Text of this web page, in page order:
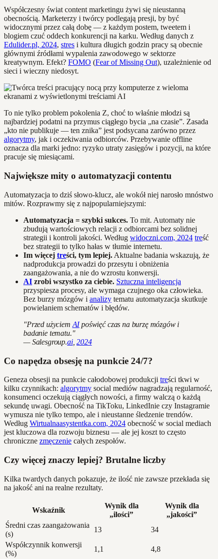
Współczesny świat content marketingu żywi się nieustanną
obecnością. Marketerzy i twórcy podlegają presji, by być
widocznymi przez całą dobę — z każdym postem, tweetem i
blogiem czuć oddech konkurencji na karku. Według danych z
Edulider.pl, 2024, stres i kultura długich godzin pracy są obecnie
głównymi źródłami wypalenia zawodowego w sektorze
kreatywnym. Efekt? FOMO (Fear of Missing Out), uzależnienie od
sieci i wieczny niedosyt.
To nie tylko problem pokolenia Z, choć to właśnie młodzi są
najbardziej podatni na przymus ciągłego bycia „na czasie”. Zasada
„kto nie publikuje — ten znika” jest podsycana zarówno przez
algorytmy, jak i oczekiwania odbiorców. Przebywanie offline
oznacza dla marki jedno: ryzyko utraty zasięgów i pozycji, na które
pracuje się miesiącami.
Największe mity o automatyzacji contentu
Automatyzacja to dziś słowo-klucz, ale wokół niej narosło mnóstwo
mitów. Rozprawmy się z najpopularniejszymi:
Automatyzacja = szybki sukces. To mit. Automaty nie
zbudują wartościowych relacji z odbiorcami bez solidnej
strategii i kontroli jakości. Według widoczni.com, 2024 treść
bez strategii to tylko hałas w tłumie internetu.
Im więcej treści, tym lepiej. Aktualne badania wskazują, że
nadprodukcja prowadzi do przesytu i obniżenia
zaangażowania, a nie do wzrostu konwersji.
AI zrobi wszystko za ciebie. Sztuczna inteligencja
przyspiesza procesy, ale wymaga czujnego oka człowieka.
Bez burzy mózgów i analizy tematu automatyzacja skutkuje
powielaniem schematów i błędów.
"Przed użyciem AIpoświęć czas na burzę mózgów i
badanie tematu."
— Salesgroup.ai,2024
Co napędza obsesję na punkcie 24/7?
Geneza obsesji na punkcie całodobowej produkcji treści tkwi w
kilku czynnikach: algorytmy social mediów nagradzają regularność,
konsumenci oczekują ciągłych nowości, a firmy walczą o każdą
sekundę uwagi. Obecność na TikToku, LinkedInie czy Instagramie
wymusza nie tylko tempo, ale i nieustanne śledzenie trendów.
Według Wirtualnaasystentka.com, 2024 obecność w social mediach
jest kluczowa dla rozwoju biznesu — ale jej koszt to często
chroniczne zmęczenie całych zespołów.
Czy więcej znaczy lepiej? Brutalne liczby
Kilka twardych danych pokazuje, że ilość nie zawsze przekłada się
na jakość ani na realne rezultaty.
Wskaźnik
Wynik dla
„ilości”
Wynik dla
„jakości”
Średni czas zaangażowania
(s)
13
34
Współczynnik konwersji
(%)
1,1
4,8